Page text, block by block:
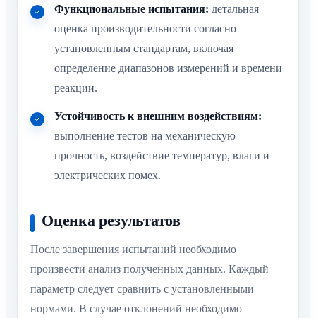
Функциональные испытания: детальная
оценка производительности согласно
установленным стандартам, включая
определение диапазонов измерений и времени
реакции.
Устойчивость к внешним воздействиям:
выполнение тестов на механическую
прочность, воздействие температур, влаги и
электрических помех.
Оценка результатов
После завершения испытаний необходимо
произвести анализ полученных данных. Каждый
параметр следует сравнить с установленными
нормами. В случае отклонений необходимо